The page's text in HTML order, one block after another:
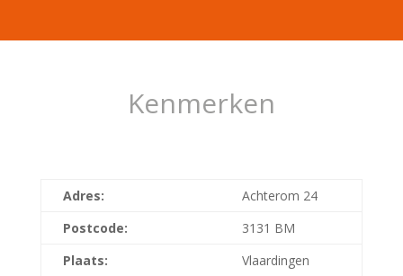
Kenmerken
Adres:
Achterom 24
Postcode:
3131 BM
Plaats:
Vlaardingen